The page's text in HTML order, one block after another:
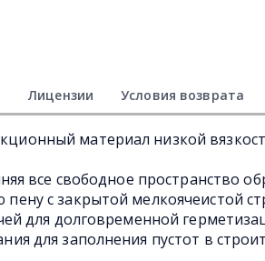
Лицензии Условия возврата
материал низкой
все свободное пространство
с закрытой мелкоячеистой
для долговременной
для заполнения пустот в